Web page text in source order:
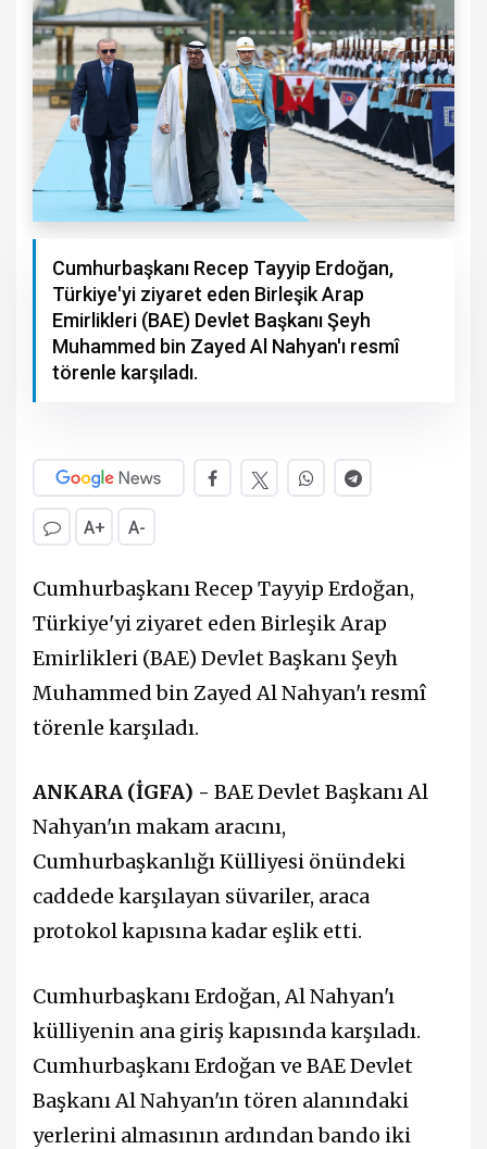
Cumhurbaşkanı Recep Tayyip Erdoğan,
Türkiye'yi ziyaret eden Birleşik Arap
Emirlikleri (BAE) Devlet Başkanı Şeyh
Muhammed bin Zayed Al Nahyan'ı resmî
törenle karşıladı.
A+ A-
Cumhurbaşkanı Recep Tayyip Erdoğan,
Türkiye'yi ziyaret eden Birleşik Arap
Emirlikleri (BAE) Devlet Başkanı Şeyh
Muhammed bin Zayed Al Nahyan'ı resmî
törenle karşıladı.
ANKARA (İGFA) - BAE Devlet Başkanı Al
Nahyan'ın makam aracını,
Cumhurbaşkanlığı Külliyesi önündeki
caddede karşılayan süvariler, araca
protokol kapısına kadar eşlik etti.
Cumhurbaşkanı Erdoğan, Al Nahyan'ı
külliyenin ana giriş kapısında karşıladı.
Cumhurbaşkanı Erdoğan ve BAE Devlet
Başkanı Al Nahyan'ın tören alanındaki
yerlerini almasının ardından bando iki